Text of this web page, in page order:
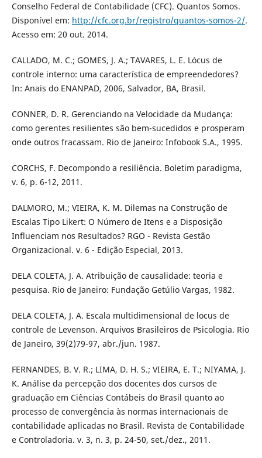
Conselho Federal de Contabilidade (CFC). Quantos Somos.
Disponível em: http://cfc.org.br/registro/quantos-somos-2/.
Acesso em: 20 out. 2014.
CALLADO, M. C.; GOMES, J. A.; TAVARES, L. E. Lócus de
controle interno: uma característica de empreendedores?
In: Anais do ENANPAD, 2006, Salvador, BA, Brasil.
CONNER, D. R. Gerenciando na Velocidade da Mudança:
como gerentes resilientes são bem-sucedidos e prosperam
onde outros fracassam. Rio de Janeiro: Infobook S.A., 1995.
CORCHS, F. Decompondo a resiliência. Boletim paradigma,
v. 6, p. 6-12, 2011.
DALMORO, M.; VIEIRA, K. M. Dilemas na Construção de
Escalas Tipo Likert: O Número de Itens e a Disposição
Influenciam nos Resultados? RGO - Revista Gestão
Organizacional. v. 6 - Edição Especial, 2013.
DELA COLETA, J. A. Atribuição de causalidade: teoria e
pesquisa. Rio de Janeiro: Fundação Getúlio Vargas, 1982.
DELA COLETA, J. A. Escala multidimensional de locus de
controle de Levenson. Arquivos Brasileiros de Psicologia. Rio
de Janeiro, 39(2)79-97, abr./jun. 1987.
FERNANDES, B. V. R.; LIMA, D. H. S.; VIEIRA, E. T.; NIYAMA, J.
K. Análise da percepção dos docentes dos cursos de
graduação em Ciências Contábeis do Brasil quanto ao
processo de convergência às normas internacionais de
contabilidade aplicadas no Brasil. Revista de Contabilidade
e Controladoria. v. 3, n. 3, p. 24-50, set./dez., 2011.